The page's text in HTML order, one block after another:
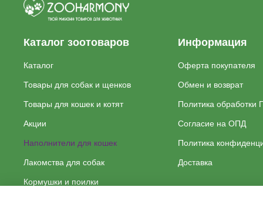
Каталог зоотоваров
Каталог
Товары для собак и щенков
Товары для кошек и котят
Акции
Наполнители для кошек
Лакомства для собак
Кормушки и поилки
Информация
Оферта покупателя
Обмен и возврат
Политика обработки
Согласие на ОПД
Политика
Доставка